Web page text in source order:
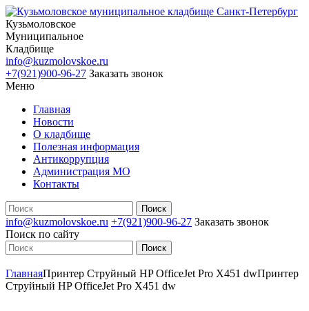
Кузьмоловское
Муниципальное
Кладбище
info@kuzmolovskoe.ru
+7(921)900-96-27 Заказать звонок
Меню
Главная
Новости
О кладбище
Полезная информация
Антикоррупция
Администрация МО
Контакты
info@kuzmolovskoe.ru +7(921)900-96-27 Заказать звонок
Поиск по сайту
ГлавнаяПринтер Струйный HP OfficeJet Pro X451 dwПринтер
Струйный HP OfficeJet Pro X451 dw